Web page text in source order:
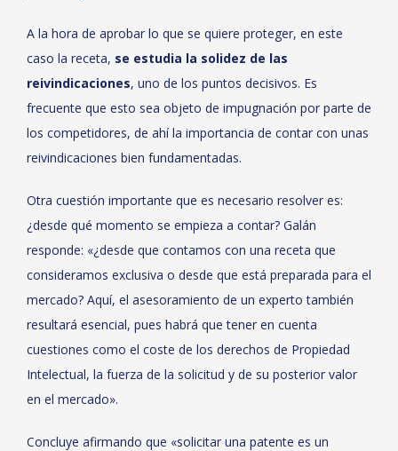
A la hora de aprobar lo que se quiere proteger, en este
caso la receta, se estudia la solidez de las
reivindicaciones, uno de los puntos decisivos. Es
frecuente que esto sea objeto de impugnación por parte de
los competidores, de ahí la importancia de contar con unas
reivindicaciones bien fundamentadas.
Otra cuestión importante que es necesario resolver es:
¿desde qué momento se empieza a contar? Galán
responde: «¿desde que contamos con una receta que
consideramos exclusiva o desde que está preparada para el
mercado? Aquí, el asesoramiento de un experto también
resultará esencial, pues habrá que tener en cuenta
cuestiones como el coste de los derechos de Propiedad
Intelectual, la fuerza de la solicitud y de su posterior valor
en el mercado».
Concluye afirmando que «solicitar una patente es un